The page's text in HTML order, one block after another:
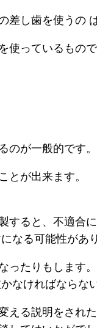
差し歯を使うの
使っているもの
のが一般的です。
とが出来ます。
ると、不適合
なる可能性があ
ったりもします。
なければならな
る説明をされた